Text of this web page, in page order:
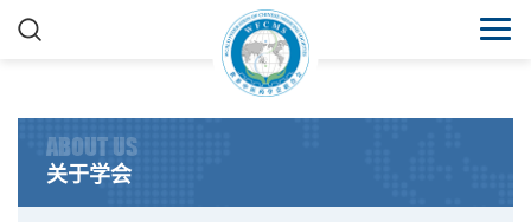
ABOUT US
关于学会